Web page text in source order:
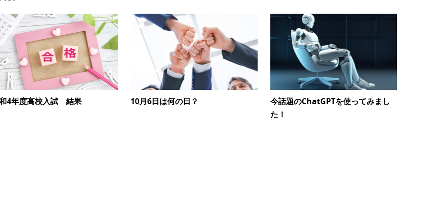
4年度高校入試 結果 10月6日は何の日？
今話題のChatGPTを使ってみまし
た！